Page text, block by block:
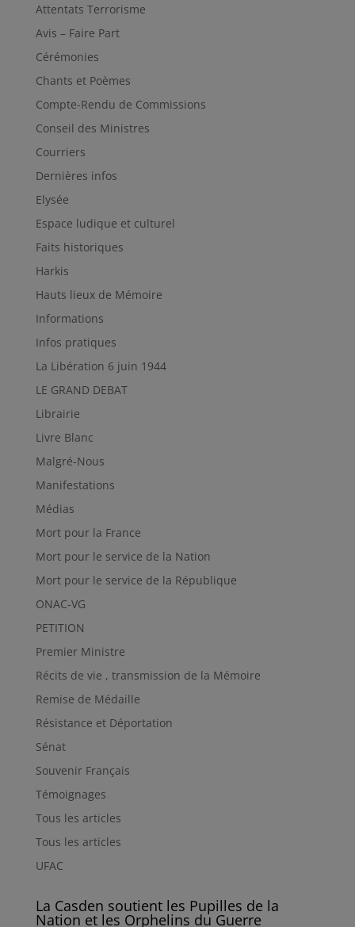
Attentats Terrorisme
Avis – Faire Part
Cérémonies
Chants et Poèmes
Compte-Rendu de Commissions
Conseil des Ministres
Courriers
Dernières infos
Elysée
Espace ludique et culturel
Faits historiques
Harkis
Hauts lieux de Mémoire
Informations
Infos pratiques
La Libération 6 juin 1944
LE GRAND DEBAT
Librairie
Livre Blanc
Malgré-Nous
Manifestations
Médias
Mort pour la France
Mort pour le service de la Nation
Mort pour le service de la République
ONAC-VG
PETITION
Premier Ministre
Récits de vie , transmission de la Mémoire
Remise de Médaille
Résistance et Déportation
Sénat
Souvenir Français
Témoignages
Tous les articles
Tous les articles
UFAC
La Casden soutient les Pupilles de la
Nation et les Orphelins du Guerre